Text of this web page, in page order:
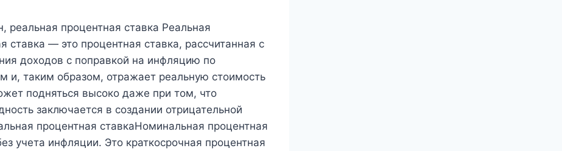
реальная процентная ставка Реальная
ставка — это процентная ставка, рассчитанная с
доходов с поправкой на инфляцию по
и, таким образом, отражает реальную стоимость
подняться высоко даже при том, что
заключается в создании отрицательной
процентная ставкаНоминальная процентная
учета инфляции. Это краткосрочная процентная